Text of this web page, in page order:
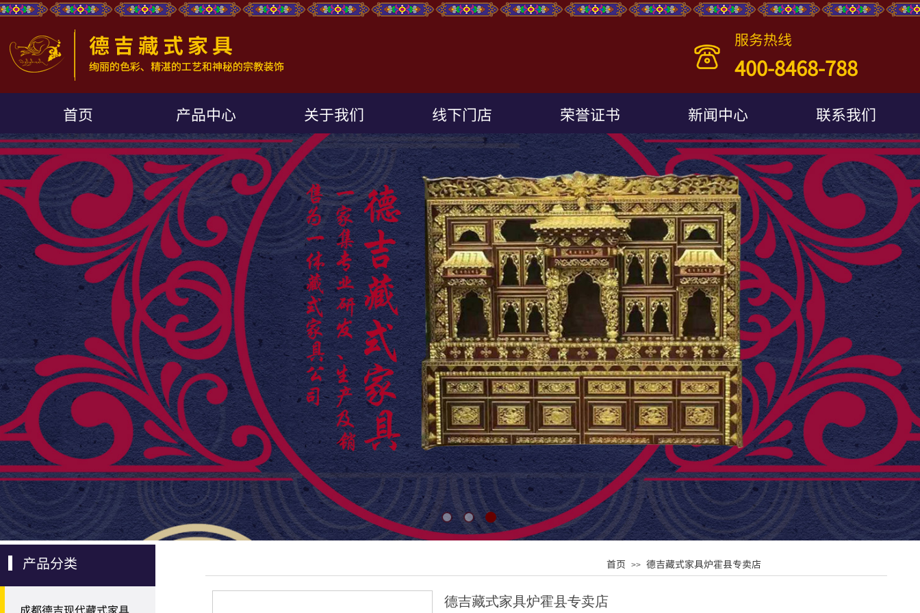
服务热线
400-8468-788
首页 产品中心 关于我们 线下门店 荣誉证书 新闻中心 联系我们
产品分类 首页 >> 德吉藏式家具炉霍县专卖店
成都德吉现代藏式家具 德吉藏式家具炉霍县专卖店